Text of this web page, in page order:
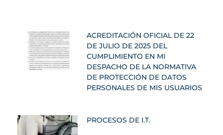
ACREDITACIÓN OFICIAL DE 22
DE JULIO DE 2025 DEL
CUMPLIMIENTO EN MI
DESPACHO DE LA NORMATIVA
DE PROTECCIÓN DE DATOS
PERSONALES DE MIS USUARIOS
PROCESOS DE I.T.